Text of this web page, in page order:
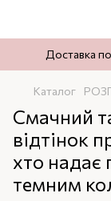
Доставка
Каталог
Смачний
відтінок
хто надає
темним